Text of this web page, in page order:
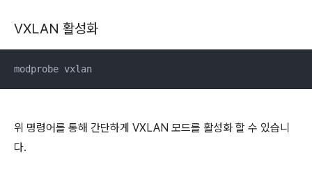
VXLAN 활성화
modprobe vxlan
위 명령어를 통해 간단하게 VXLAN 모드를 활성화 할 수 있습니
다.